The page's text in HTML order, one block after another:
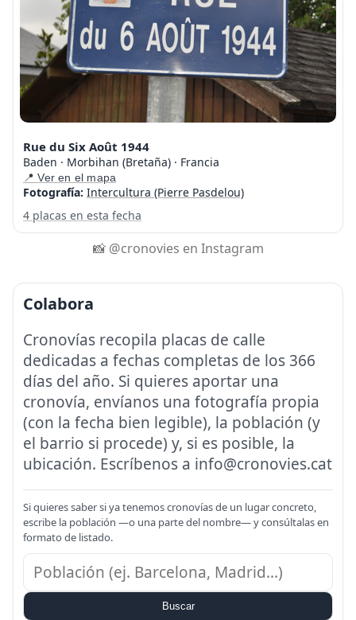
Rue du Six Août 1944
Baden · Morbihan (Bretaña) · Francia
📍 Ver en el mapa
Fotografía: Intercultura (Pierre Pasdelou)
4 placas en esta fecha
📸 @cronovies en Instagram
Colabora
Cronovías recopila placas de calle
dedicadas a fechas completas de los 366
días del año. Si quieres aportar una
cronovía, envíanos una fotografía propia
(con la fecha bien legible), la población (y
el barrio si procede) y, si es posible, la
ubicación. Escríbenos a info@cronovies.cat
Si quieres saber si ya tenemos cronovías de un lugar concreto,
escribe la población —o una parte del nombre— y consúltalas en
formato de listado.
Buscar